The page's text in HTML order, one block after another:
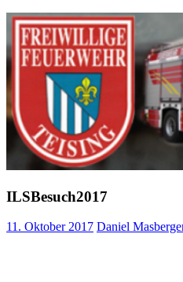
ILSBesuch2017
11. Oktober 2017 Daniel